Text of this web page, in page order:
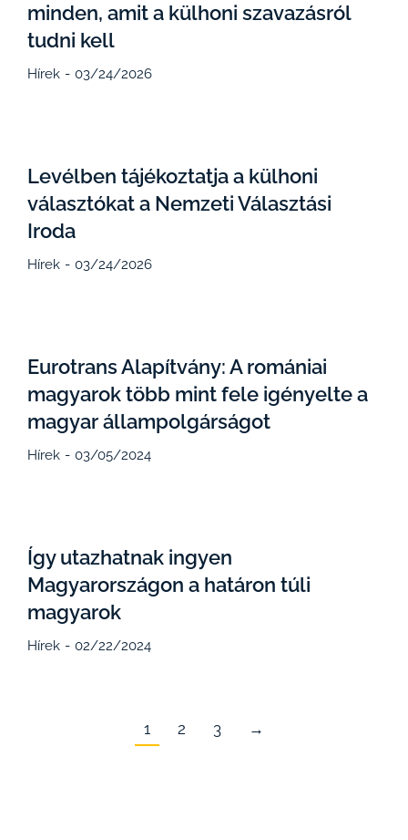
minden, amit a külhoni szavazásról
tudni kell
Hírek 03/24/2026
Levélben tájékoztatja a külhoni
választókat a Nemzeti Választási
Iroda
Hírek 03/24/2026
Eurotrans Alapítvány: A romániai
magyarok több mint fele igényelte a
magyar állampolgárságot
Hírek 03/05/2024
Így utazhatnak ingyen
Magyarországon a határon túli
magyarok
Hírek 02/22/2024
1 2 3 →